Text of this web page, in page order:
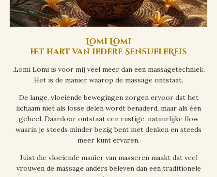
Lomi Lomi
het hart van iedere SensueleReis
.Lomi Lomi is voor mij veel meer dan een massagetechniek.
Het is de manier waarop de massage ontstaat.
De lange, vloeiende bewegingen zorgen ervoor dat het
lichaam niet als losse delen wordt benaderd, maar als één
geheel. Daardoor ontstaat een rustige, natuurlijke flow
waarin je steeds minder bezig bent met denken en steeds
meer kunt ervaren.
Juist die vloeiende manier van masseren maakt dat veel
vrouwen de massage anders beleven dan een traditionele